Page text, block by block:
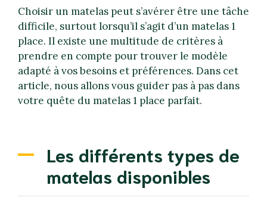
Choisir un matelas peut s’avérer être une tâche
difficile, surtout lorsqu’il s’agit d’un matelas 1
place. Il existe une multitude de critères à
prendre en compte pour trouver le modèle
adapté à vos besoins et préférences. Dans cet
article, nous allons vous guider pas à pas dans
votre quête du matelas 1 place parfait.
Les différents types de
matelas disponibles